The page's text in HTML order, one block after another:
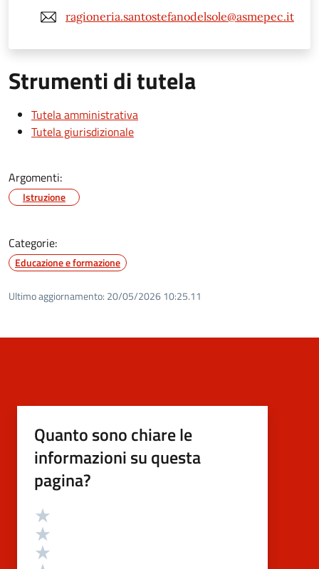
ragioneria.santostefanodelsole@asmepec.it
Strumenti di tutela
Tutela amministrativa
Tutela giurisdizionale
Argomenti:
Istruzione
Categorie:
Educazione e formazione
Ultimo aggiornamento: 20/05/2026 10:25.11
Quanto sono chiare le
informazioni su questa
pagina?
Valutazione